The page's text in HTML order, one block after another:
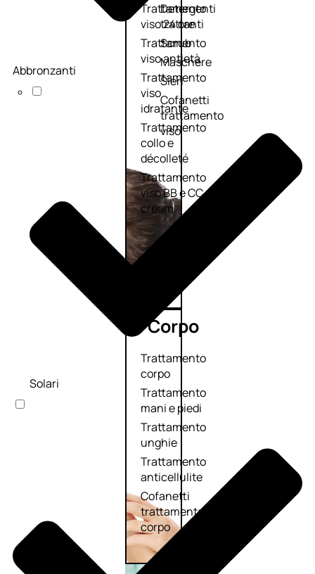
Trattamento
viso 24 ore
Trattamento
viso antietà
Trattamento
viso
idratante
Trattamento
collo e
décolleté
Trattamento
viso BB e CC
cream
Detergenti
trattanti
Scrub
Maschere
Sieri
Cofanetti
trattamento
viso
Corpo
Trattamento
corpo
Trattamento
mani e piedi
Trattamento
unghie
Trattamento
anticellulite
Cofanetti
trattamento
corpo
Abbronzanti
Solari